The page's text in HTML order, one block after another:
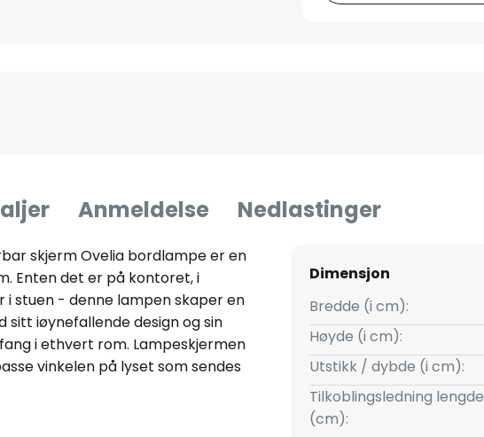
Anmeldelse Nedlastinger
skjerm Ovelia bordlampe er en
Enten det er på kontoret, i
stuen - denne lampen skaper en
iøynefallende design og sin
i ethvert rom. Lampeskjermen
vinkelen på lyset som sendes
av bryteren som er integrert i
Dimensjon
Bredde (i cm):
Høyde (i cm):
Utstikk / dybde (i cm):
Tilkoblingsledning lengde
(cm):